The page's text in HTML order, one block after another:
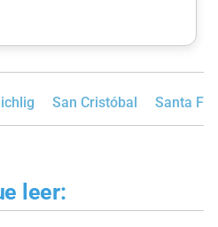
San Cristóbal Santa Fe
leer: